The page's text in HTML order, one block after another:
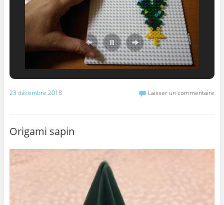
23 décembre 2018 Laisser un commentaire
Origami sapin